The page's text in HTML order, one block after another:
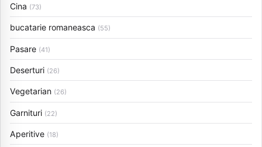
Cina (73)
bucatarie romaneasca (55)
Pasare (41)
Deserturi (26)
Vegetarian (26)
Garnituri (22)
Aperitive (18)